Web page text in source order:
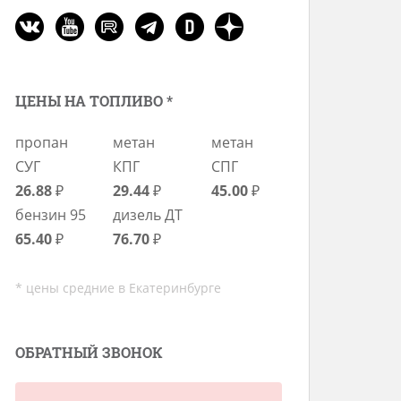
ЦЕНЫ НА ТОПЛИВО *
пропан
СУГ
26.88₽
метан
КПГ
29.44₽
метан
СПГ
45.00₽
бензин 95
65.40₽
дизель ДТ
76.70₽
* цены средние в Екатеринбурге
ОБРАТНЫЙ ЗВОНОК